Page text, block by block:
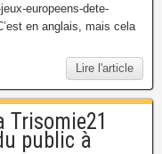
europeens-dete-
en anglais, mais cela
Lire l'article
Trisomie21
public à